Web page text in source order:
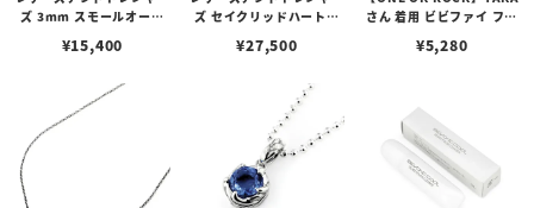
ズ 3mm スモールオーバ
ブスタークラスプ＆LTロ
¥15,400
ズ セイクリッドハートピ
¥27,500
さん 着用 ビビファイ フー
¥5,280